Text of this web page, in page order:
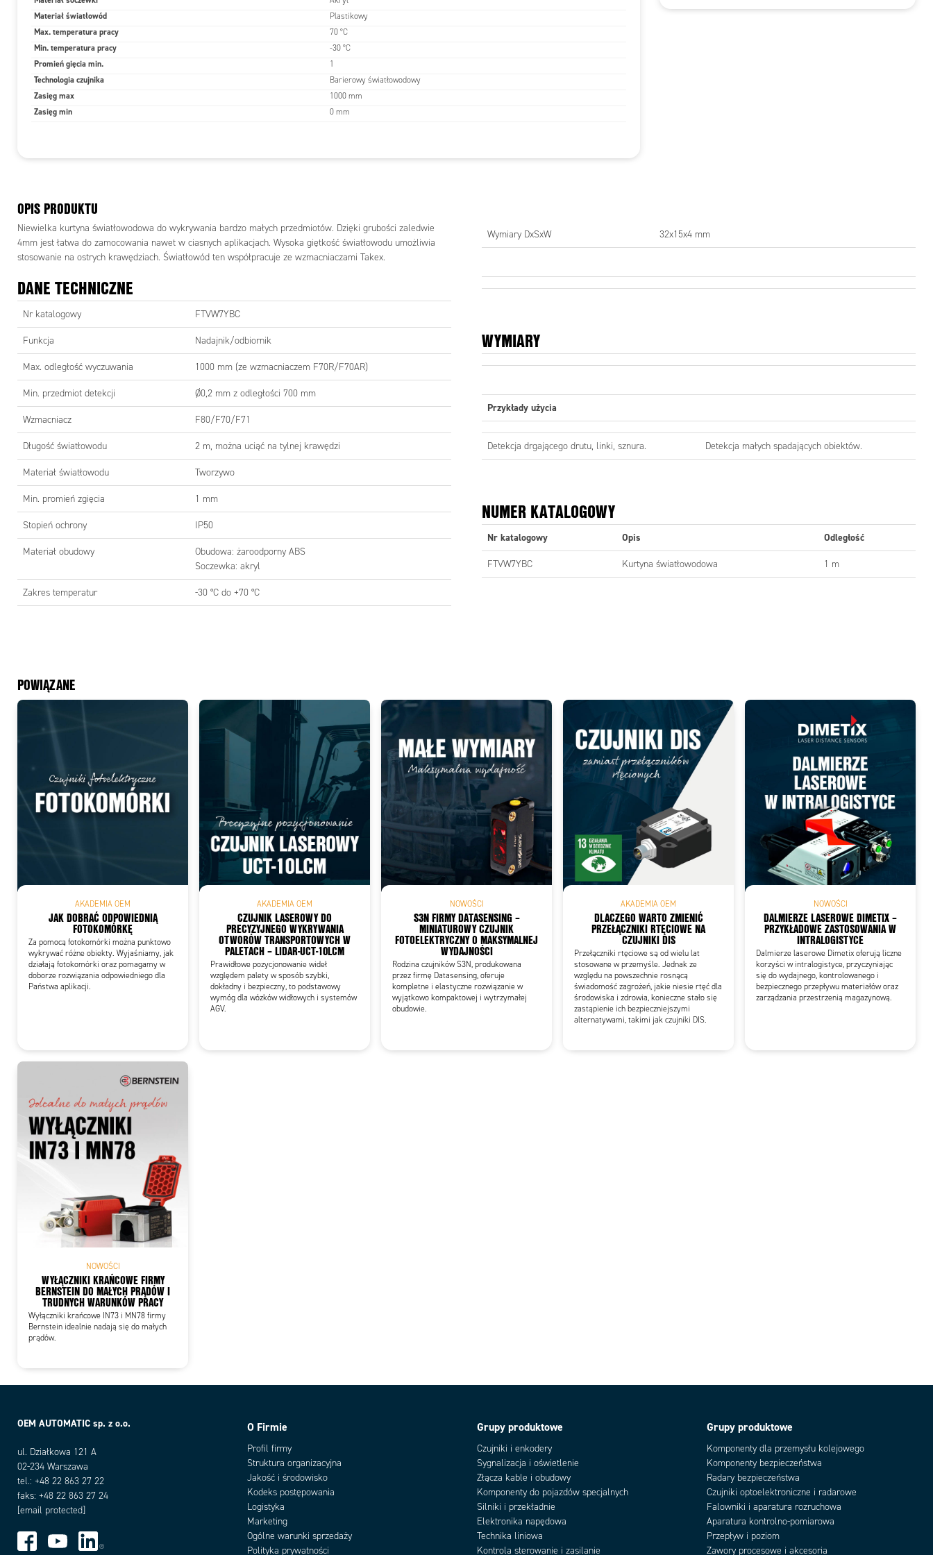
Zakres temperatur
WYMIARY
Przykłady użycia
NUMER KATALOGOWY
Opis
Materiał światłowód Plastikowy
Max. temperatura pracy 70 °C
Min. temperatura pracy -30 °C
Promień gięcia min. 1
Technologia czujnika Barierowy światłowodowy
Zasięg max 1000 mm
Zasięg min 0 mm
OPIS PRODUKTU
Niewielka kurtyna światłowodowa do wykrywania bardzo małych przedmiotów. Dzięki grubości zaledwie
4mm jest łatwa do zamocowania nawet w ciasnych aplikacjach. Wysoka giętkość światłowodu umożliwia
stosowanie na ostrych krawędziach. Światłowód ten współpracuje ze wzmacniaczami Takex.
DANE TECHNICZNE
Nr katalogowy FTVW7YBC
Funkcja Nadajnik/odbiornik
Max. odległość wyczuwania 1000 mm (ze wzmacniaczem F70R/F70AR)
Min. przedmiot detekcji Ø0,2 mm z odległości 700 mm
Wzmacniacz F80/F70/F71
Długość światłowodu 2 m, można uciąć na tylnej krawędzi
Materiał światłowodu Tworzywo
Min. promień zgięcia 1 mm
Stopień ochrony IP50
Materiał obudowy
Obudowa: żaroodporny ABS
Soczewka: akryl
Zakres temperatur -30 °C do +70 °C
Wymiary DxSxW 32x15x4 mm
WYMIARY
Przykłady użycia
Detekcja drgającego drutu, linki, sznura. Detekcja małych spadających obiektów.
NUMER KATALOGOWY
Nr katalogowy Opis Odległość
FTVW7YBC Kurtyna światłowodowa 1 m
Add to existing cart row Add as new cart row
POWIĄZANE
AKADEMIA OEM
JAK DOBRAĆ ODPOWIEDNIĄ
FOTOKOMÓRKĘ
Za pomocą fotokomórki można punktowo
wykrywać różne obiekty. Wyjaśniamy, jak
działają fotokomórki oraz pomagamy w
doborze rozwiązania odpowiedniego dla
Państwa aplikacji.
AKADEMIA OEM
CZUJNIK LASEROWY DO
PRECYZYJNEGO WYKRYWANIA
OTWORÓW TRANSPORTOWYCH W
PALETACH – LIDAR-UCT-10LCM
Prawidłowe pozycjonowanie wideł
względem palety w sposób szybki,
dokładny i bezpieczny, to podstawowy
wymóg dla wózków widłowych i systemów
AGV.
NOWOŚCI
S3N FIRMY DATASENSING –
MINIATUROWY CZUJNIK
FOTOELEKTRYCZNY O MAKSYMALNEJ
WYDAJNOŚCI
Rodzina czujników S3N, produkowana
przez firmę Datasensing, oferuje
kompletne i elastyczne rozwiązanie w
wyjątkowo kompaktowej i wytrzymałej
obudowie.
AKADEMIA OEM
DLACZEGO WARTO ZMIENIĆ
PRZEŁĄCZNIKI RTĘCIOWE NA
CZUJNIKI DIS
Przełączniki rtęciowe są od wielu lat
stosowane w przemyśle. Jednak ze
względu na powszechnie rosnącą
świadomość zagrożeń, jakie niesie rtęć dla
środowiska i zdrowia, konieczne stało się
zastąpienie ich bezpieczniejszymi
alternatywami, takimi jak czujniki DIS.
NOWOŚCI
DALMIERZE LASEROWE DIMETIX –
PRZYKŁADOWE ZASTOSOWANIA W
INTRALOGISTYCE
Dalmierze laserowe Dimetix oferują liczne
korzyści w intralogistyce, przyczyniając
się do wydajnego, kontrolowanego i
bezpiecznego przepływu materiałów oraz
zarządzania przestrzenią magazynową.
NOWOŚCI
WYŁĄCZNIKI KRAŃCOWE FIRMY
BERNSTEIN DO MAŁYCH PRĄDÓW I
TRUDNYCH WARUNKÓW PRACY
Wyłączniki krańcowe IN73 i MN78 firmy
Bernstein idealnie nadają się do małych
prądów.
OEM AUTOMATIC sp. z o.o.
ul. Działkowa 121 A
02-234 Warszawa
tel.: +48 22 863 27 22
faks: +48 22 863 27 24
[email protected]
O Firmie
Profil firmy
Struktura organizacyjna
Jakość i środowisko
Kodeks postępowania
Logistyka
Marketing
Ogólne warunki sprzedaży
Polityka prywatności
Grupy produktowe
Czujniki i enkodery
Sygnalizacja i oświetlenie
Złącza kable i obudowy
Komponenty do pojazdów specjalnych
Silniki i przekładnie
Elektronika napędowa
Technika liniowa
Kontrola sterowanie i zasilanie
Grupy produktowe
Komponenty dla przemysłu kolejowego
Komponenty bezpieczeństwa
Radary bezpieczeństwa
Czujniki optoelektroniczne i radarowe
Falowniki i aparatura rozruchowa
Aparatura kontrolno-pomiarowa
Przepływ i poziom
Zawory procesowe i akcesoria